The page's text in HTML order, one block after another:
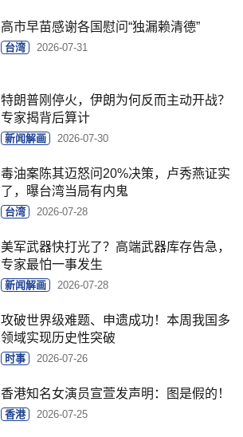
高市早苗感谢各国慰问“独漏赖清德”
台湾 2026-07-31
特朗普刚停火，伊朗为何反而主动开战？
专家揭背后算计
新闻解画 2026-07-30
毒油案陈其迈怒问20%决策，卢秀燕证实
了，曝台湾当局有内鬼
台湾 2026-07-28
美军武器快打光了？高端武器库存告急，
专家最怕一事发生
新闻解画 2026-07-28
攻破世界级难题、申遗成功！本周我国多
领域实现历史性突破
时事 2026-07-26
香港知名女演员宣萱发声明：图是假的！
香港 2026-07-25